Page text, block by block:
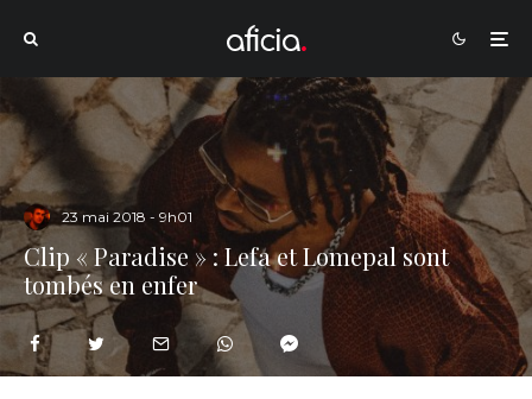
23 mai 2018 - 9h01
Clip « Paradise » : Lefa et Lomepal sont
tombés en enfer